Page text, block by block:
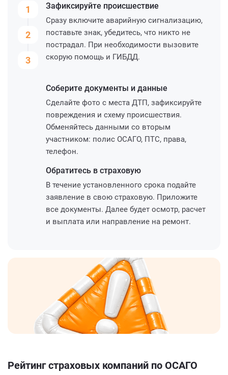
1
2
3
Зафиксируйте происшествие
Сразу включите аварийную сигнализацию,
поставьте знак, убедитесь, что никто не
пострадал. При необходимости вызовите
скорую помощь и ГИБДД.
Соберите документы и данные
Сделайте фото с места ДТП, зафиксируйте
повреждения и схему происшествия.
Обменяйтесь данными со вторым
участником: полис ОСАГО, ПТС, права,
телефон.
Обратитесь в страховую
В течение установленного срока подайте
заявление в свою страховую. Приложите
все документы. Далее будет осмотр, расчет
и выплата или направление на ремонт.
Рейтинг страховых компаний по ОСАГО